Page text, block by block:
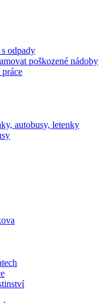
odpady
poškozené nádoby
autobusy, letenky